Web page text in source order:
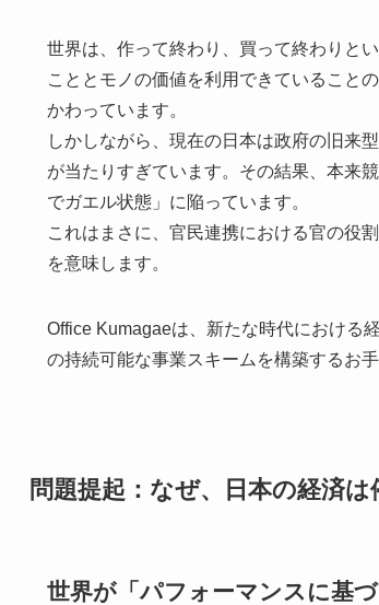
世界は、作って終わり、買って終わりと
こととモノの価値を利用できていること
かわっています。
しかしながら、現在の日本は政府の旧来
が当たりすぎています。その結果、本来
でガエル状態」に陥っています。
これはまさに、官民連携における官の役
を意味します。
Office Kumagaeは、新たな時代における
の持続可能な事業スキームを構築するお手
問題提起：なぜ、日本の経済
世界が「パフォーマンスに基